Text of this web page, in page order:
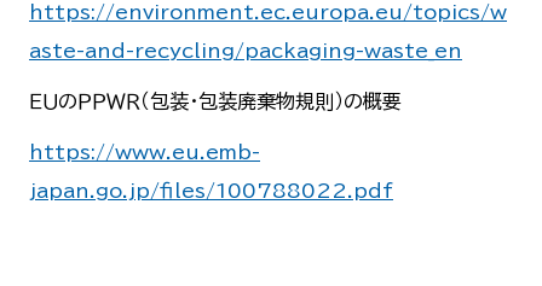
https://environment.ec.europa.eu/topics/w
aste-and-recycling/packaging-waste_en
ＥＵのＰＰＷＲ（包装・包装廃棄物規則）の概要
https://www.eu.emb-
japan.go.jp/files/100788022.pdf